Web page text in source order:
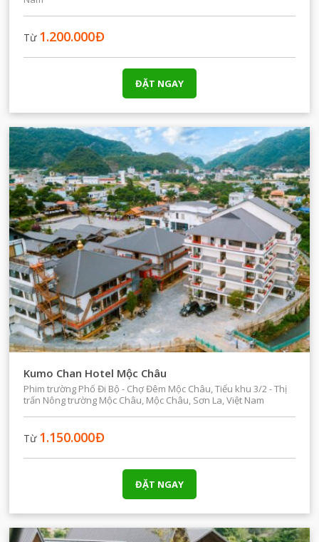
Từ 1.200.000Đ
ĐẶT NGAY
Kumo Chan Hotel Mộc Châu
Phim trường Phố Đi Bộ - Chợ Đêm Mộc Châu, Tiểu khu 3/2 - Thị
trấn Nông trường Mộc Châu, Mộc Châu, Sơn La, Việt Nam
Từ 1.150.000Đ
ĐẶT NGAY